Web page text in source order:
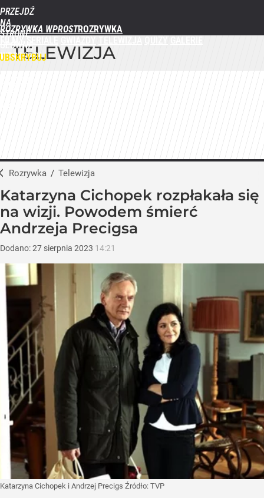
PRZEJDŹ
NA
STRONĘ
GŁÓWNĄ
WPROST.PL
ROZRYWKA WPROST
TELEWIZJA
Rozrywka / Telewizja
Katarzyna Cichopek rozpłakała się
na wizji. Powodem śmierć
Andrzeja Precigsa
Dodano:27 sierpnia 2023 14:21
Katarzyna Cichopek i Andrzej Precigs Źródło: TVP